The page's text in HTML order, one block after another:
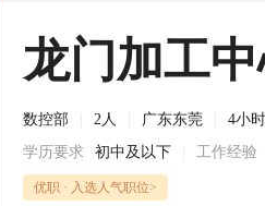
龙门加工
数控部 2人 广东东莞
4小
学历要求
初中及以下 工作经验
优职 · 入选人气职位>